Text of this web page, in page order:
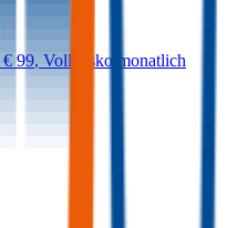
€ 99, Vollkasko monatlich